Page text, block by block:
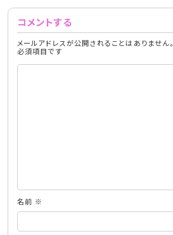
コメントする
メールアドレスが公開されることはありません。
必須項目です
名前 ※